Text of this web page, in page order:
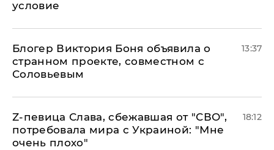
условие
Блогер Виктория Боня объявила о
странном проекте, совместном с
Соловьевым
13:37
Z-певица Слава, сбежавшая от "СВО",
потребовала мира с Украиной: "Мне
очень плохо"
18:12